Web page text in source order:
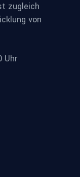
zugleich
von
Uhr